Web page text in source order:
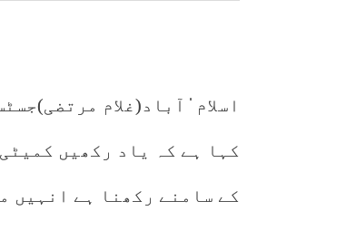
اسلام ٰٰآباد(غلام
کہا ہے کہ یاد رکھیں
کے سامنے رکھنا ہے انہیں